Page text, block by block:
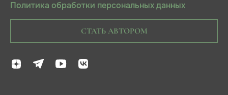
Политика обработки персональных данных
СТАТЬ АВТОРОМ